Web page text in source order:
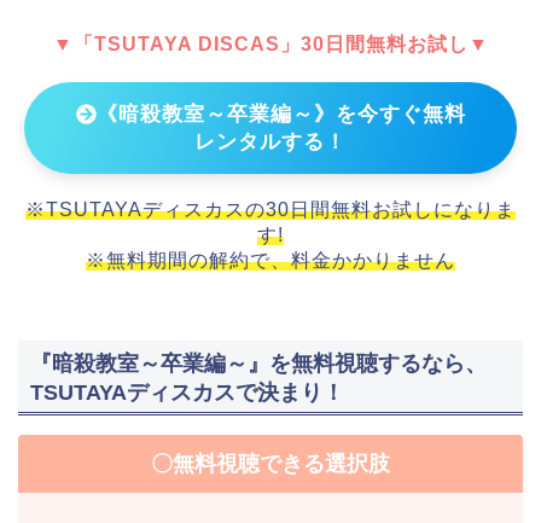
▼「TSUTAYA DISCAS」30日間無料お試し▼
《暗殺教室～卒業編～》を今すぐ無料
レンタルする！
※TSUTAYAディスカスの30日間無料お試しになりま
す!
※無料期間の解約で、料金かかりません
『暗殺教室～卒業編～』を無料視聴するなら、
TSUTAYAディスカスで決まり！
〇無料視聴できる選択肢